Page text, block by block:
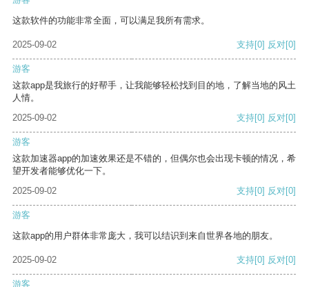
这款软件的功能非常全面，可以满足我所有需求。
2025-09-02 支持[0] 反对[0]
游客
这款app是我旅行的好帮手，让我能够轻松找到目的地，了解当地的风土
人情。
2025-09-02
支持[0] 反对[0]
游客
这款加速器app的加速效果还是不错的，但偶尔也会出现卡顿的情况，希
望开发者能够优化一下。
2025-09-02
支持[0] 反对[0]
游客
这款app的用户群体非常庞大，我可以结识到来自世界各地的朋友。
2025-09-02 支持[0] 反对[0]
游客